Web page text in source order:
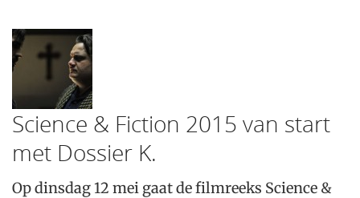
Science & Fiction 2015 van start
met Dossier K.
Op dinsdag 12 mei gaat de filmreeks Science &